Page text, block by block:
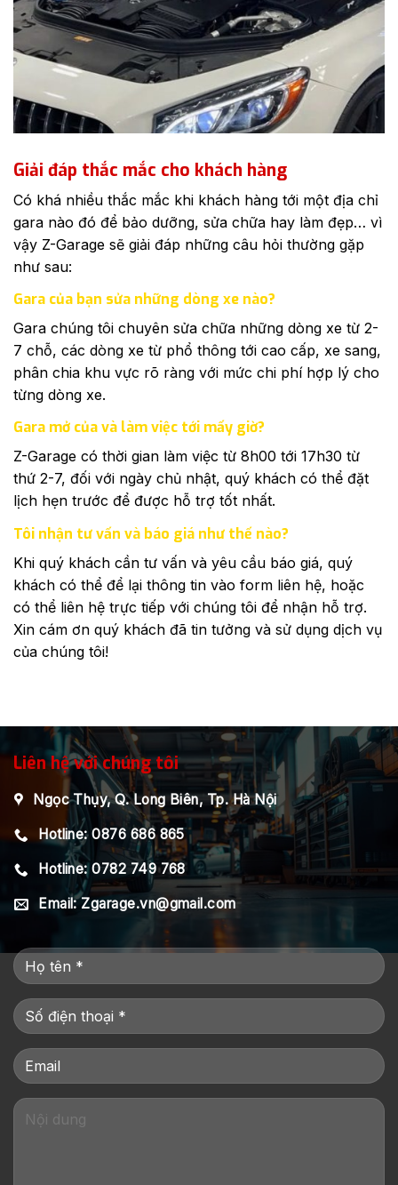
Giải đáp thắc mắc cho khách hàng
Có khá nhiều thắc mắc khi khách hàng tới một địa chỉ
gara nào đó để bảo dưỡng, sửa chữa hay làm đẹp… vì
vậy Z-Garage sẽ giải đáp những câu hỏi thường gặp
như sau:
Gara của bạn sửa những dòng xe nào?
Gara chúng tôi chuyên sửa chữa những dòng xe từ 2-
7 chỗ, các dòng xe từ phổ thông tới cao cấp, xe sang,
phân chia khu vực rõ ràng với mức chi phí hợp lý cho
từng dòng xe.
Gara mở của và làm việc tới mấy giờ?
Z-Garage có thời gian làm việc từ 8h00 tới 17h30 từ
thứ 2-7, đối với ngày chủ nhật, quý khách có thể đặt
lịch hẹn trước để được hỗ trợ tốt nhất.
Tôi nhận tư vấn và báo giá như thế nào?
Khi quý khách cần tư vấn và yêu cầu báo giá, quý
khách có thể để lại thông tin vào form liên hệ, hoặc
có thể liên hệ trực tiếp với chúng tôi để nhận hỗ trợ.
Xin cám ơn quý khách đã tin tưởng và sử dụng dịch vụ
của chúng tôi!
Liên hệ với chúng tôi
Ngọc Thụy, Q. Long Biên, Tp. Hà Nội
Hotline: 0876 686 865
Hotline: 0782 749 768
Email: Zgarage.vn@gmail.com